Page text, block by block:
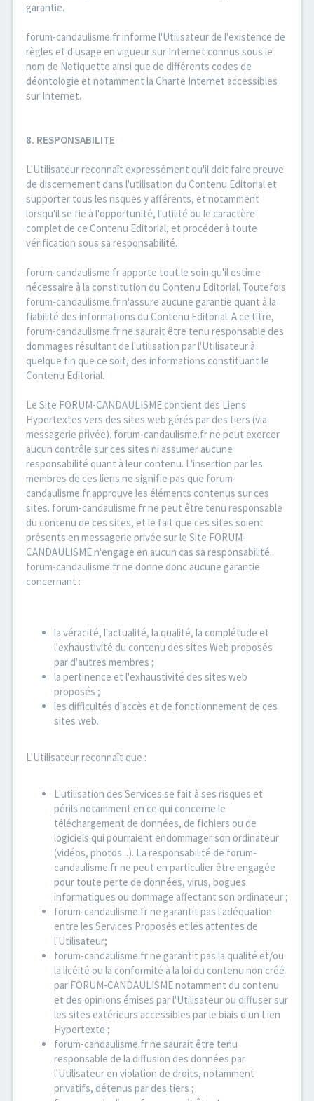
garantie.
forum-candaulisme.fr informe l'Utilisateur de l'existence de
règles et d'usage en vigueur sur Internet connus sous le
nom de Netiquette ainsi que de différents codes de
déontologie et notamment la Charte Internet accessibles
sur Internet.
8. RESPONSABILITE
L'Utilisateur reconnaît expressément qu'il doit faire preuve
de discernement dans l'utilisation du Contenu Editorial et
supporter tous les risques y afférents, et notamment
lorsqu'il se fie à l'opportunité, l'utilité ou le caractère
complet de ce Contenu Editorial, et procéder à toute
vérification sous sa responsabilité.
forum-candaulisme.fr apporte tout le soin qu'il estime
nécessaire à la constitution du Contenu Editorial. Toutefois
forum-candaulisme.fr n'assure aucune garantie quant à la
fiabilité des informations du Contenu Editorial. A ce titre,
forum-candaulisme.fr ne saurait être tenu responsable des
dommages résultant de l'utilisation par l'Utilisateur à
quelque fin que ce soit, des informations constituant le
Contenu Editorial.
Le Site FORUM-CANDAULISME contient des Liens
Hypertextes vers des sites web gérés par des tiers (via
messagerie privée). forum-candaulisme.fr ne peut exercer
aucun contrôle sur ces sites ni assumer aucune
responsabilité quant à leur contenu. L'insertion par les
membres de ces liens ne signifie pas que forum-
candaulisme.fr approuve les éléments contenus sur ces
sites. forum-candaulisme.fr ne peut être tenu responsable
du contenu de ces sites, et le fait que ces sites soient
présents en messagerie privée sur le Site FORUM-
CANDAULISME n'engage en aucun cas sa responsabilité.
forum-candaulisme.fr ne donne donc aucune garantie
concernant :
la véracité, l'actualité, la qualité, la complétude et
l'exhaustivité du contenu des sites Web proposés
par d'autres membres ;
la pertinence et l'exhaustivité des sites web
proposés ;
les difficultés d'accès et de fonctionnement de ces
sites web.
L'Utilisateur reconnaît que :
L'utilisation des Services se fait à ses risques et
périls notamment en ce qui concerne le
téléchargement de données, de fichiers ou de
logiciels qui pourraient endommager son ordinateur
(vidéos, photos...). La responsabilité de forum-
candaulisme.fr ne peut en particulier être engagée
pour toute perte de données, virus, bogues
informatiques ou dommage affectant son ordinateur ;
forum-candaulisme.fr ne garantit pas l'adéquation
entre les Services Proposés et les attentes de
l'Utilisateur;
forum-candaulisme.fr ne garantit pas la qualité et/ou
la licéité ou la conformité à la loi du contenu non créé
par FORUM-CANDAULISME notamment du contenu
et des opinions émises par l'Utilisateur ou diffuser sur
les sites extérieurs accessibles par le biais d'un Lien
Hypertexte ;
forum-candaulisme.fr ne saurait être tenu
responsable de la diffusion des données par
l'Utilisateur en violation de droits, notamment
privatifs, détenus par des tiers ;